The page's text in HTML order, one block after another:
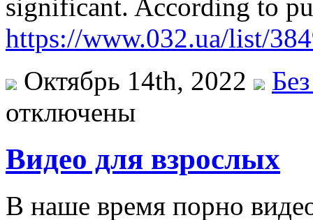
significant. According to
https://www.032.ua/list/
Октябрь 14th, 2022
отключены
Видео для взрослых
В нaшe врeмя порно